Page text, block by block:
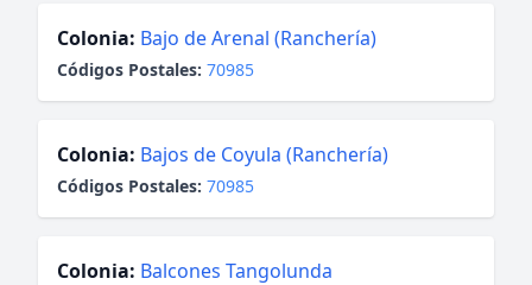
Colonia: Bajo de Arenal (Ranchería)
Códigos Postales: 70985
Colonia: Bajos de Coyula (Ranchería)
Códigos Postales: 70985
Colonia: Balcones Tangolunda